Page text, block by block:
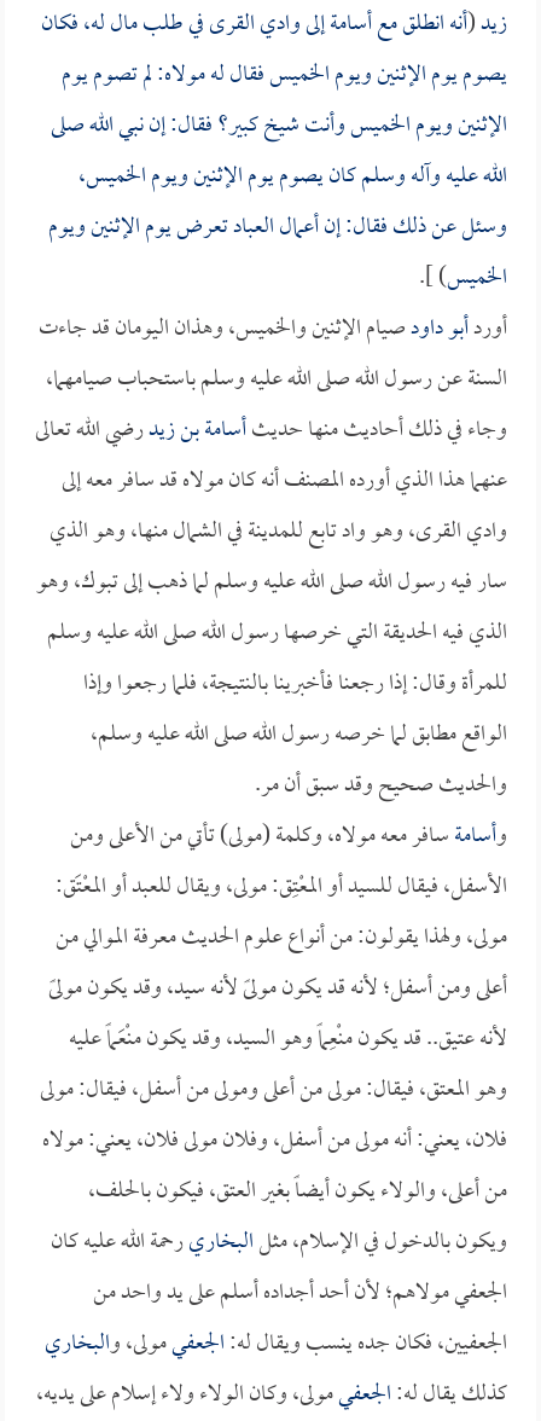
زيد(أنه انطلق معأسامةإلى وادي القرى في طلب مال له، فكان
يصوم يوم الإثنين ويوم الخميس فقال له مولاه: لم تصوم يوم
الإثنين ويوم الخميس وأنت شيخ كبير؟ فقال: إن نبي الله صلى
الله عليه وآله وسلم كان يصوم يوم الإثنين ويوم الخميس،
وسئل عن ذلك فقال: إن أعمال العباد تعرض يوم الإثنين ويوم
الخميس) ].
أوردأبو داودصيام الإثنين والخميس، وهذان اليومان قد جاءت
السنة عن رسول الله صلى الله عليه وسلم باستحباب صيامهما،
وجاء في ذلك أحاديث منها حديثأسامة بن زيدرضي الله تعالى
عنهما هذا الذي أورده المصنف أنه كان مولاه قد سافر معه إلى
وادي القرى، وهو واد تابع للمدينة في الشمال منها، وهو الذي
سار فيه رسول الله صلى الله عليه وسلم لما ذهب إلى تبوك، وهو
الذي فيه الحديقة التي خرصها رسول الله صلى الله عليه وسلم
للمرأة وقال: إذا رجعنا فأخبرينا بالنتيجة، فلما رجعوا وإذا
الواقع مطابق لما خرصه رسول الله صلى الله عليه وسلم،
والحديث صحيح وقد سبق أن مر.
وأسامةسافر معه مولاه، وكلمة (مولى) تأتي من الأعلى ومن
الأسفل، فيقال للسيد أو المعْتِق: مولى، ويقال للعبد أو المعْتَق:
مولى، ولهذا يقولون: من أنواع علوم الحديث معرفة الموالي من
أعلى ومن أسفل؛ لأنه قد يكون مولىً لأنه سيد، وقد يكون مولىً
لأنه عتيق.. قد يكون منْعِماً وهو السيد، وقد يكون منْعَماً عليه
وهو المعتق، فيقال: مولى من أعلى ومولى من أسفل، فيقال: مولى
فلان، يعني: أنه مولى من أسفل، وفلان مولى فلان، يعني: مولاه
من أعلى، والولاء يكون أيضاً بغير العتق، فيكون بالحلف،
ويكون بالدخول في الإسلام، مثلالبخاريرحمة الله عليه كان
الجعفي مولاهم؛ لأن أحد أجداده أسلم على يد واحد من
الجعفيين، فكان جده ينسب ويقال له:الجعفيمولى، والبخاري
كذلك يقال له:الجعفيمولى، وكان الولاء ولاء إسلام على يديه،